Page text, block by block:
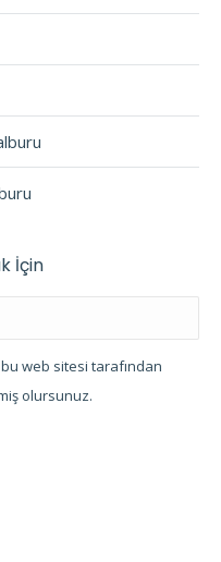
İçin
web sitesi tarafından
olursunuz.